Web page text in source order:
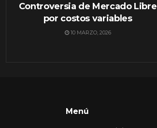
Controversia de Mercado Libre
por costos variables
10 MARZO, 2026
Menú